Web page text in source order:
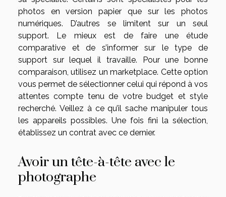
photos en version papier que sur les photos
numériques. D’autres se limitent sur un seul
support. Le mieux est de faire une étude
comparative et de s’informer sur le type de
support sur lequel il travaille. Pour une bonne
comparaison, utilisez un marketplace. Cette option
vous permet de sélectionner celui qui répond à vos
attentes compte tenu de votre budget et style
recherché. Veillez à ce qu’il sache manipuler tous
les appareils possibles. Une fois fini la sélection,
établissez un contrat avec ce dernier.
Avoir un tête-à-tête avec le
photographe